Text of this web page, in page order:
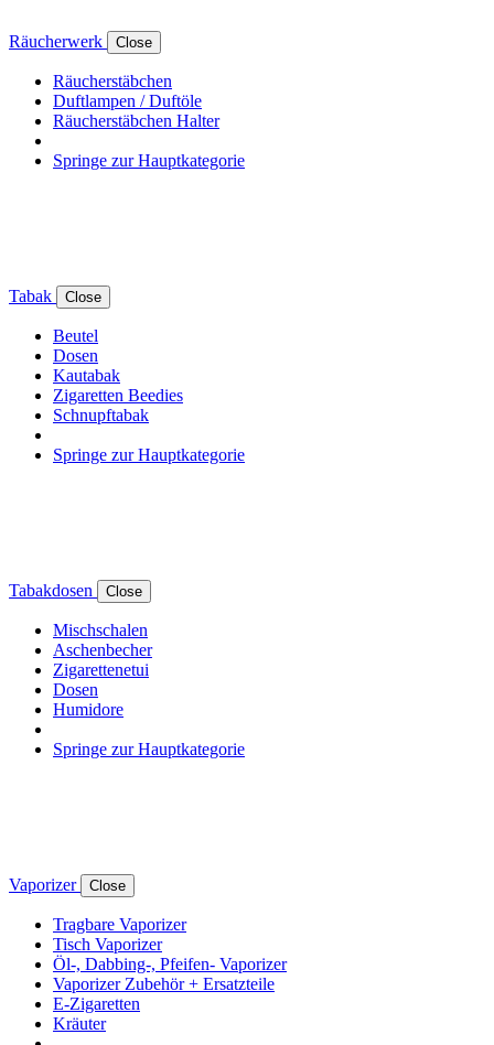
Räucherwerk Close
Räucherstäbchen
Duftlampen / Duftöle
Räucherstäbchen Halter
Springe zur Hauptkategorie
Tabak Close
Beutel
Dosen
Kautabak
Zigaretten Beedies
Schnupftabak
Springe zur Hauptkategorie
Tabakdosen Close
Mischschalen
Aschenbecher
Zigarettenetui
Dosen
Humidore
Springe zur Hauptkategorie
Vaporizer Close
Tragbare Vaporizer
Tisch Vaporizer
Öl-, Dabbing-, Pfeifen- Vaporizer
Vaporizer Zubehör + Ersatzteile
E-Zigaretten
Kräuter